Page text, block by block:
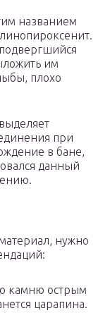
названием
им
плохо
при
в бане,
данный
нужно
камню острым
царапина.